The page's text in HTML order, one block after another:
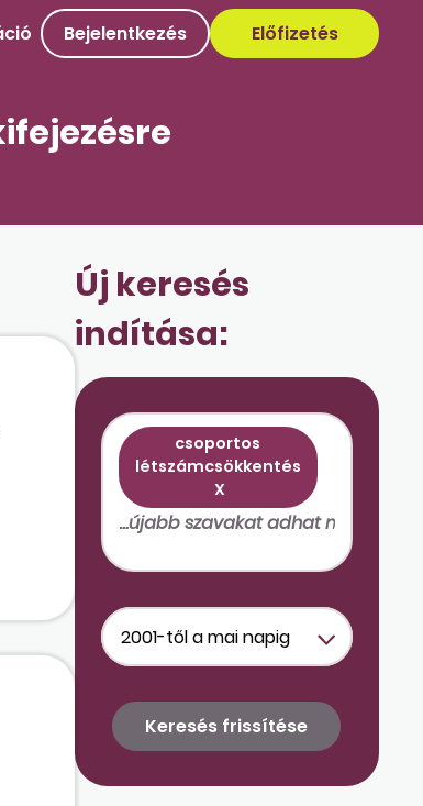
Bejelentkezés Előfizetés
Új keresés
indítása:
csoportos
létszámcsökkentés
X